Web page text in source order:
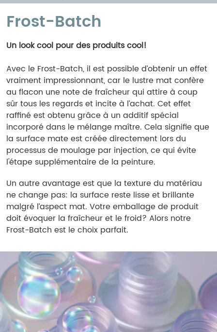
Frost-Batch
Un look cool pour des produits cool!
Avec le Frost-Batch, il est possible d’obtenir un effet
vraiment impressionnant, car le lustre mat confère
au flacon une note de fraîcheur qui attire à coup
sûr tous les regards et incite à l’achat. Cet effet
raffiné est obtenu grâce à un additif spécial
incorporé dans le mélange maître. Cela signifie que
la surface mate est créée directement lors du
processus de moulage par injection, ce qui évite
l'étape supplémentaire de la peinture.
Un autre avantage est que la texture du matériau
ne change pas: la surface reste lisse et brillante
malgré l’aspect mat. Votre emballage de produit
doit évoquer la fraîcheur et le froid? Alors notre
Frost-Batch est le choix parfait.